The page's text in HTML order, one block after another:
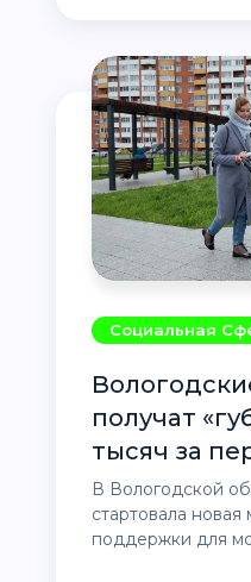
Социальная
Вологодские мамы до 25 лет
получат
тысяч за
В Вологодской области с начала 2025 года
стартовала
поддержки для